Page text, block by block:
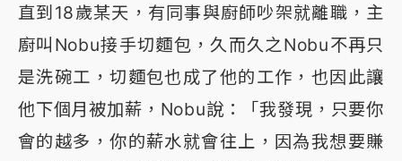
直到18歲某天，有同事與廚師吵架就離職，主
廚叫Nobu接手切麵包，久而久之Nobu不再只
是洗碗工，切麵包也成了他的工作，也因此讓
他下個月被加薪，Nobu說：「我發現，只要你
會的越多，你的薪水就會往上，因為我想要賺